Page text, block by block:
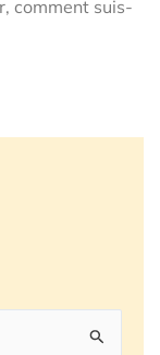
comment suis-